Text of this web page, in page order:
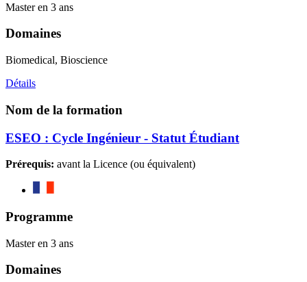
Master en 3 ans
Domaines
Biomedical, Bioscience
Détails
Nom de la formation
ESEO : Cycle Ingénieur - Statut Étudiant
Prérequis: avant la Licence (ou équivalent)
Programme
Master en 3 ans
Domaines